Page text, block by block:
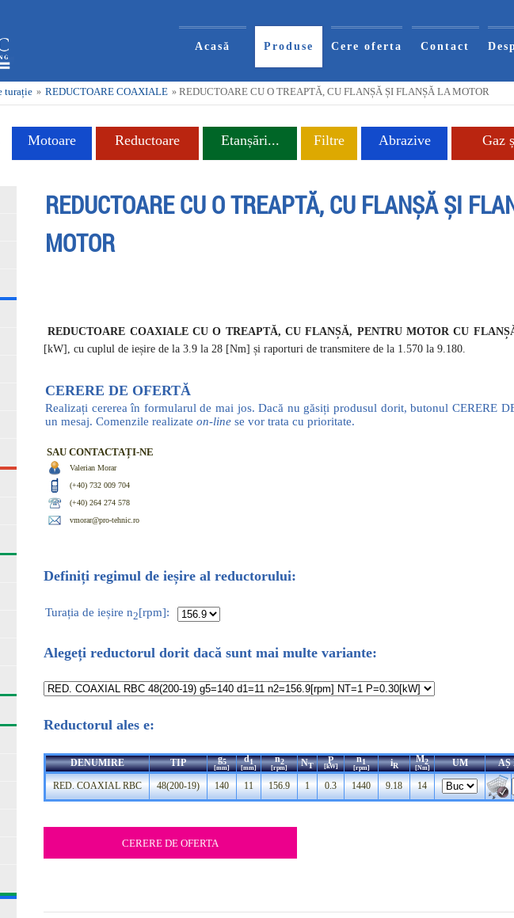
Acasă Produse Cere oferta Contact
turație » REDUCTOARE COAXIALE »REDUCTOARE CU O TREAPTĂ, CU FLANȘĂ ȘI FLANȘĂ LA MOTOR
Motoare Reductoare Etanșări... Filtre Abrazive Gaz
REDUCTOARE CU O TREAPTĂ, CU FLANȘĂ ȘI
MOTOR
REDUCTOARE COAXIALE CU O TREAPTĂ, CU FLANȘĂ, PENTRU MOTOR CU
[kW], cu cuplul de ieșire de la 3.9 la 28 [Nm] și raporturi de transmitere de la 1.570 la 9.180.
CERERE DE OFERTĂ
Realizați cererea în formularul de mai jos. Dacă nu găsiți produsul dorit, butonul CERERE
un mesaj. Comenzile realizate on-line se vor trata cu prioritate.
SAU CONTACTAȚI-NE
Valerian Morar
(+40) 732 009 704
(+40) 264 274 578
vmorar@pro-tehnic.ro
Definiți regimul de ieșire al reductorului:
Turația de ieșire n2[rpm]:
Alegeți reductorul dorit dacă sunt mai multe variante:
Reductorul ales e:
DENUMIRE TIP g5
[mm]
d1
[mm]
n2
[rpm] NT P
[kW]
n1
[rpm] iR
M2
[Nm] UM AȘ
RED. COAXIAL RBC 48(200-19) 140 11 156.9 1 0.3 1440 9.18 14